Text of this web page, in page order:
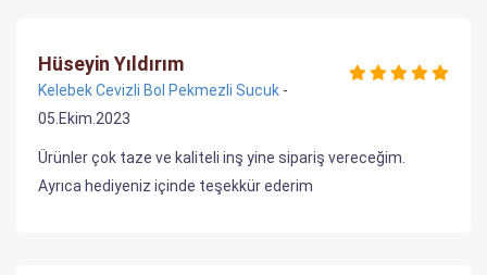
Hüseyin Yıldırım
Kelebek Cevizli Bol Pekmezli Sucuk -
05.Ekim.2023
Ürünler çok taze ve kaliteli inş yine sipariş vereceğim.
Ayrıca hediyeniz içinde teşekkür ederim